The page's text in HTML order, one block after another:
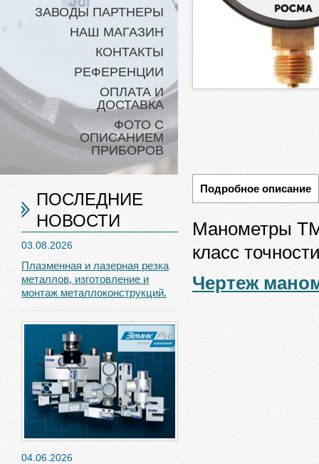
ЗАВОДЫ ПАРТНЕРЫ
НАШ МАГАЗИН
КОНТАКТЫ
РЕФЕРЕНЦИИ
ОПЛАТА И
ДОСТАВКА
ФОТО С
ОПИСАНИЕМ
ПРИБОРОВ
ПОСЛЕДНИЕ
НОВОСТИ
03.08.2026
Плазменная и лазерная резка
металлов, изготовление и
монтаж металлоконструкций.
04.06.2026
Подробное описание
Манометры
класс
Чертеж